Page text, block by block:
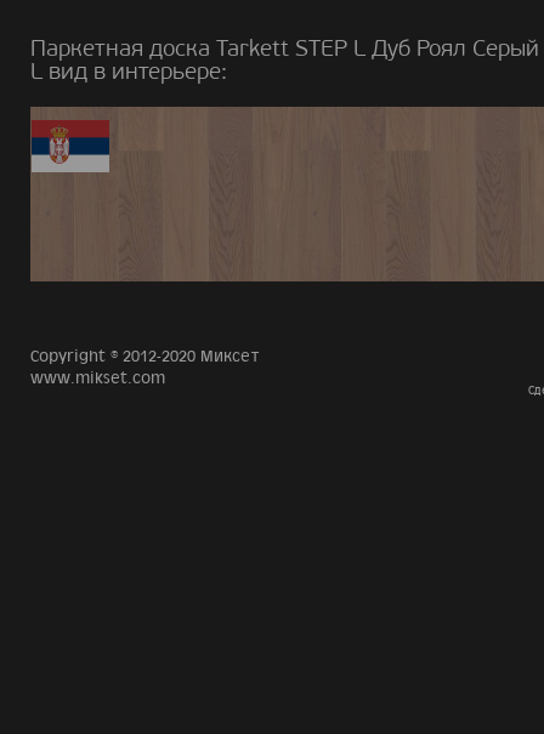
Паркетная доска Tarkett STEP L Дуб Роял
L вид в интерьере:
Copyright © 2012-2020 Миксет
www.mikset.com